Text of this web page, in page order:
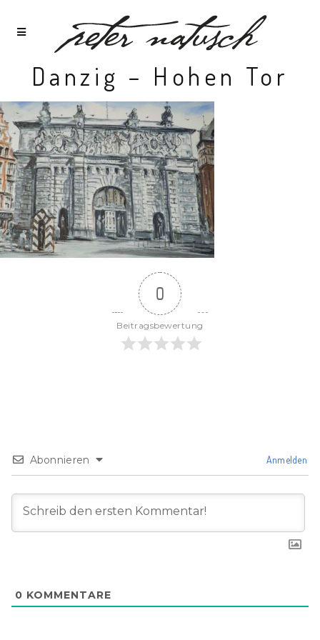
Danzig – Hohen Tor
0
Beitragsbewertung
Abonnieren Anmelden
0 KOMMENTARE